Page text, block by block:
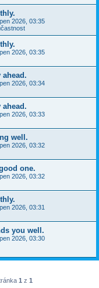
2026, 03:35
2026, 03:35
2026, 03:34
2026, 03:33
well.
2026, 03:32
one.
2026, 03:32
2026, 03:31
you well.
2026, 03:30
1 z 1